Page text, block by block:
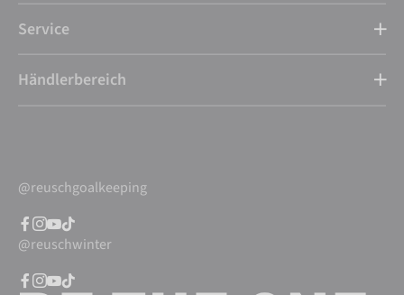
Service
Händlerbereich
@reuschgoalkeeping
@reuschwinter